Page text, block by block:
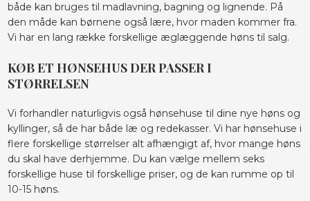
både kan bruges til madlavning, bagning og lignende. På
den måde kan børnene også lære, hvor maden kommer fra.
Vi har en lang række forskellige æglæggende høns til salg.
KØB ET HØNSEHUS DER PASSER I
STØRRELSEN
Vi forhandler naturligvis også hønsehuse til dine nye høns og
kyllinger, så de har både læ og redekasser. Vi har hønsehuse i
flere forskellige størrelser alt afhængigt af, hvor mange høns
du skal have derhjemme. Du kan vælge mellem seks
forskellige huse til forskellige priser, og de kan rumme op til
10-15 høns.